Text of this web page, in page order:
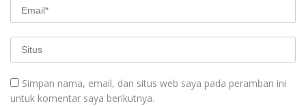
Simpan nama, email, dan situs web saya pada peramban ini
untuk komentar saya berikutnya.